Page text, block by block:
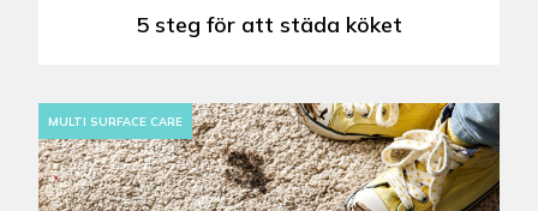
5 steg för att städa köket
MULTI SURFACE CARE